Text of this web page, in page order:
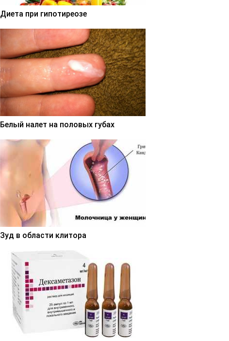
Диета при гипотиреозе
Белый налет на половых губах
Зуд в области клитора